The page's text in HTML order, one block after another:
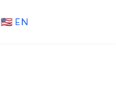
🇺🇸 EN